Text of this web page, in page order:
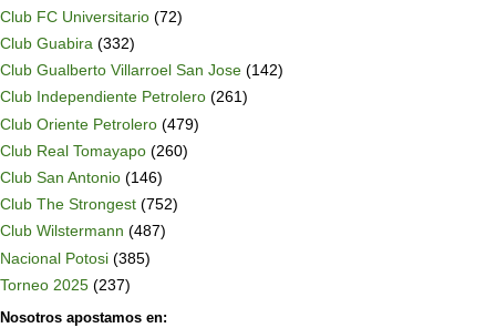
Club FC Universitario (72)
Club Guabira (332)
Club Gualberto Villarroel San Jose (142)
Club Independiente Petrolero (261)
Club Oriente Petrolero (479)
Club Real Tomayapo (260)
Club San Antonio (146)
Club The Strongest (752)
Club Wilstermann (487)
Nacional Potosi (385)
Torneo 2025 (237)
Nosotros apostamos en: